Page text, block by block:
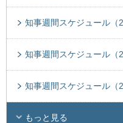
知事週間スケジュール（
知事週間スケジュール（
知事週間スケジュール（
もっと見る